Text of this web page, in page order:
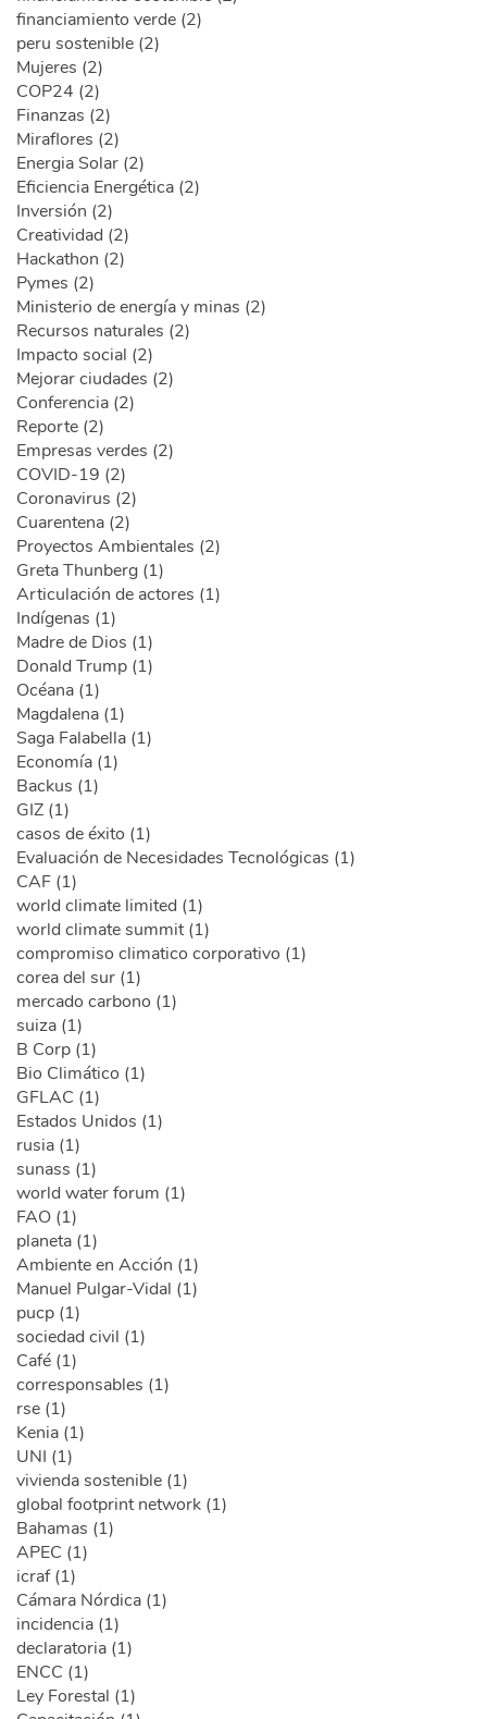
financiamiento verde (2)
peru sostenible (2)
Mujeres (2)
COP24 (2)
Finanzas (2)
Miraflores (2)
Energia Solar (2)
Eficiencia Energética (2)
Inversión (2)
Creatividad (2)
Hackathon (2)
Pymes (2)
Ministerio de energía y minas (2)
Recursos naturales (2)
Impacto social (2)
Mejorar ciudades (2)
Conferencia (2)
Reporte (2)
Empresas verdes (2)
COVID-19 (2)
Coronavirus (2)
Cuarentena (2)
Proyectos Ambientales (2)
Greta Thunberg (1)
Articulación de actores (1)
Indígenas (1)
Madre de Dios (1)
Donald Trump (1)
Océana (1)
Magdalena (1)
Saga Falabella (1)
Economía (1)
Backus (1)
GIZ (1)
casos de éxito (1)
Evaluación de Necesidades Tecnológicas (1)
CAF (1)
world climate limited (1)
world climate summit (1)
compromiso climatico corporativo (1)
corea del sur (1)
mercado carbono (1)
suiza (1)
B Corp (1)
Bio Climático (1)
GFLAC (1)
Estados Unidos (1)
rusia (1)
sunass (1)
world water forum (1)
FAO (1)
planeta (1)
Ambiente en Acción (1)
Manuel Pulgar-Vidal (1)
pucp (1)
sociedad civil (1)
Café (1)
corresponsables (1)
rse (1)
Kenia (1)
UNI (1)
vivienda sostenible (1)
global footprint network (1)
Bahamas (1)
APEC (1)
icraf (1)
Cámara Nórdica (1)
incidencia (1)
declaratoria (1)
ENCC (1)
Ley Forestal (1)